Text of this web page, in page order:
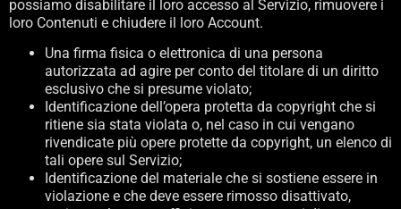
possiamo disabilitare il loro accesso al Servizio, rimuovere i
loro Contenuti e chiudere il loro Account.
Una firma fisica o elettronica di una persona
autorizzata ad agire per conto del titolare di un diritto
esclusivo che si presume violato;
Identificazione dell’opera protetta da copyright che si
ritiene sia stata violata o, nel caso in cui vengano
rivendicate più opere protette da copyright, un elenco di
tali opere sul Servizio;
Identificazione del materiale che si sostiene essere in
violazione e che deve essere rimosso disattivato,